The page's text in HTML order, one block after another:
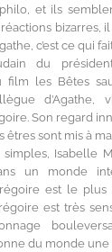
et ils
bizarres,
c’est ce qui
du
film les Bêtes
d’Agathe,
Son regard
êtres sont mis à
Isabelle
un monde
est le
est très
du monde